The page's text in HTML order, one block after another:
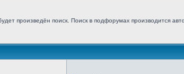
произведён поиск. Поиск в подфорумах производится